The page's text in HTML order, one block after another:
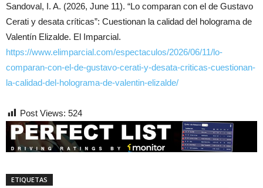
Sandoval, I. A. (2026, June 11). “Lo comparan con el de Gustavo
Cerati y desata críticas”: Cuestionan la calidad del holograma de
Valentín Elizalde. El Imparcial.
https://www.elimparcial.com/espectaculos/2026/06/11/lo-
comparan-con-el-de-gustavo-cerati-y-desata-criticas-cuestionan-
la-calidad-del-holograma-de-valentin-elizalde/
Post Views: 524
ETIQUETAS